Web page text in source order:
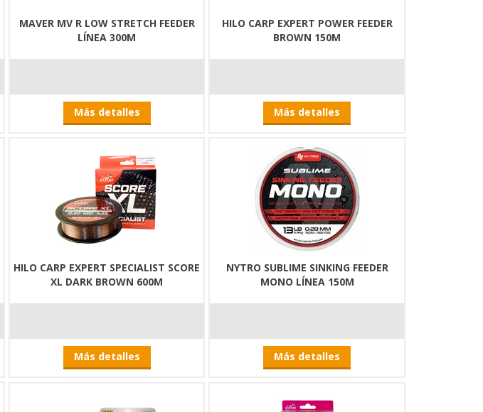
MAVER MV R LOW STRETCH FEEDER
LÍNEA 300M
Más detalles
HILO CARP EXPERT POWER FEEDER
BROWN 150M
Más detalles
HILO CARP EXPERT SPECIALIST SCORE
XL DARK BROWN 600M
Más detalles
NYTRO SUBLIME SINKING FEEDER
MONO LÍNEA 150M
Más detalles